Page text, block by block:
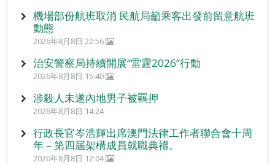
機場部份航班取消 民航局籲乘客出發前留意航班
動態
2026年8月8日 22:56
治安警察局持續開展“雷霆2026”行動
2026年8月8日 15:40
涉殺人未遂內地男子被羈押
2026年8月8日 14:24
行政長官岑浩輝出席澳門法律工作者聯合會十周
年 – 第四屆架構成員就職典禮。
2026年8月8日 12:04